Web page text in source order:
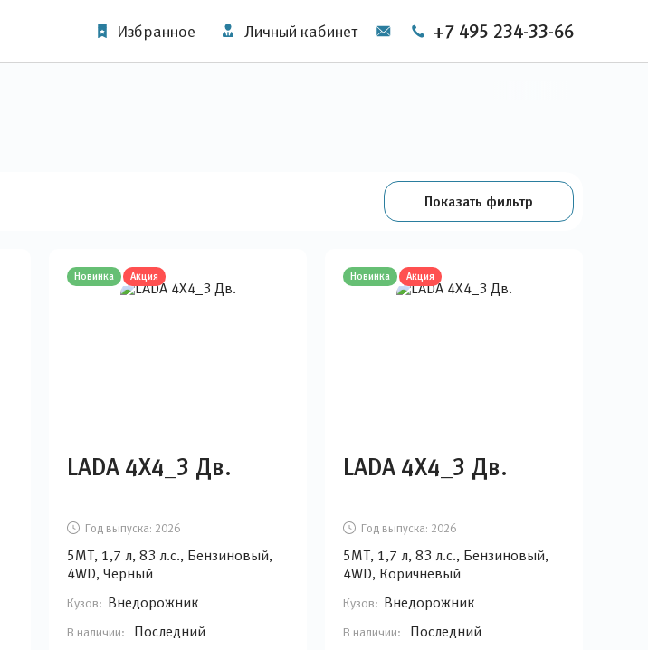
Избранное Личный кабинет +7 495 234-33-66
Показать фильтр
Новинка Акция
LADA 4Х4_3 Дв.
Год выпуска: 2026
5MT, 1,7 л, 83 л.с., Бензиновый,
4WD, Черный
Кузов: Внедорожник
В наличии: Последний
Новинка Акция
LADA 4Х4_3 Дв.
Год выпуска: 2026
5MT, 1,7 л, 83 л.с., Бензиновый,
4WD, Коричневый
Кузов: Внедорожник
В наличии: Последний